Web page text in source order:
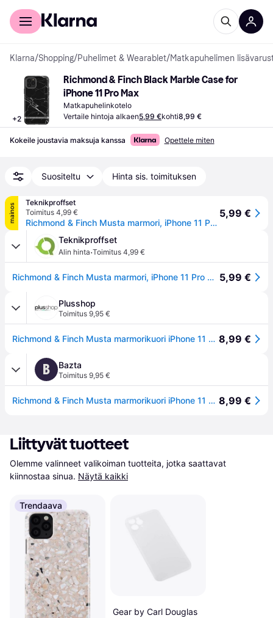
Kuluttajille
Klarna/Shopping/Puhelimet & Wearablet/Matkapuhelimen
+2
Richmond & Finch Black Marble Case for
iPhone 11 Pro Max
Matkapuhelinkotelo
Vertaile hintoja alkaen5,99 €kohti8,99 €
Kokeile joustavia maksuja kanssa Opettele miten
Suositeltu Hinta sis. toimituksen
mainos
Teknikproffset
Toimitus 4,99 €
Richmond & Finch Musta marmori, iPhone 11 Pro Max, hopea yksityiskohdat
5,99 €
Teknikproffset
Alin hinta·Toimitus 4,99 €
Richmond & Finch Musta marmori, iPhone 11 Pro Max, hopea yksityiskohdat 5,99 €
Plusshop
Toimitus 9,95 €
Richmond & Finch Musta marmorikuori iPhone 11 Pro Max suojakotelo 8,99 €
B Bazta
Toimitus 9,95 €
Richmond & Finch Musta marmorikuori iPhone 11 Pro Max suojakotelo 8,99 €
Liittyvät tuotteet
Olemme valinneet valikoiman tuotteita, jotka saattavat
kiinnostaa sinua. Näytä kaikki
Trendaava
Gear by Carl Douglas